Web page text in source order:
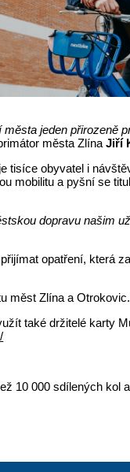
jeden přirozeně
města ZlínaJiří
tisíce obyvatel i
mobilitu a pyšní se
dopravu našim
opatření, která
měst Zlína a Otrokovic.
také držitelé karty
10 000 sdílených kol